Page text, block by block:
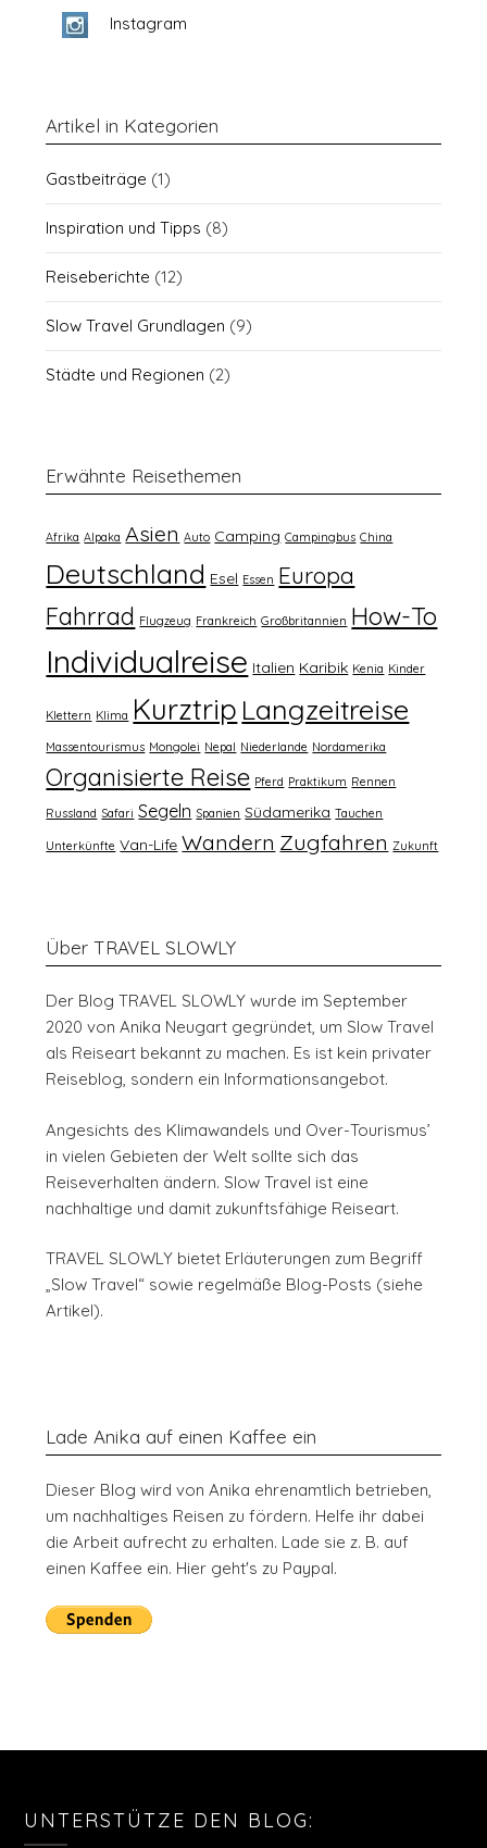
Instagram
Artikel in Kategorien
Gastbeiträge (1)
Inspiration und Tipps (8)
Reiseberichte (12)
Slow Travel Grundlagen (9)
Städte und Regionen (2)
Erwähnte Reisethemen
Afrika Alpaka Asien Auto Camping Campingbus China
Deutschland Esel Essen Europa
Fahrrad Flugzeug Frankreich Großbritannien How-To
Individualreise Italien Karibik Kenia Kinder
Klettern Klima Kurztrip Langzeitreise
Massentourismus Mongolei Nepal Niederlande Nordamerika
Organisierte Reise Pferd Praktikum Rennen
Russland Safari Segeln Spanien Südamerika Tauchen
Unterkünfte Van-Life Wandern Zugfahren Zukunft
Über TRAVEL SLOWLY
Der Blog TRAVEL SLOWLY wurde im September
2020 von Anika Neugart gegründet, um Slow Travel
als Reiseart bekannt zu machen. Es ist kein privater
Reiseblog, sondern ein Informationsangebot.
Angesichts des Klimawandels und Over-Tourismus’
in vielen Gebieten der Welt sollte sich das
Reiseverhalten ändern. Slow Travel ist eine
nachhaltige und damit zukunftsfähige Reiseart.
TRAVEL SLOWLY bietet Erläuterungen zum Begriff
„Slow Travel“ sowie regelmäße Blog-Posts (siehe
Artikel).
Lade Anika auf einen Kaffee ein
Dieser Blog wird von Anika ehrenamtlich betrieben,
um nachhaltiges Reisen zu fördern. Helfe ihr dabei
die Arbeit aufrecht zu erhalten. Lade sie z. B. auf
einen Kaffee ein. Hier geht's zu Paypal.
UNTERSTÜTZE DEN BLOG: